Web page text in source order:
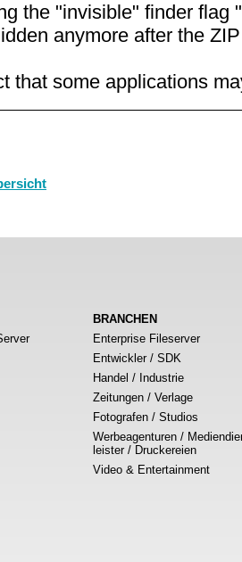
the "invisible" finder flag
anymore after the
that some applications
BRANCHEN
Enterprise Fileserver
Entwickler / SDK
Handel / Industrie
Zeitungen / Verlage
Fotografen / Studios
Werbeagenturen /
leister / Druckereien
Video & Entertainment